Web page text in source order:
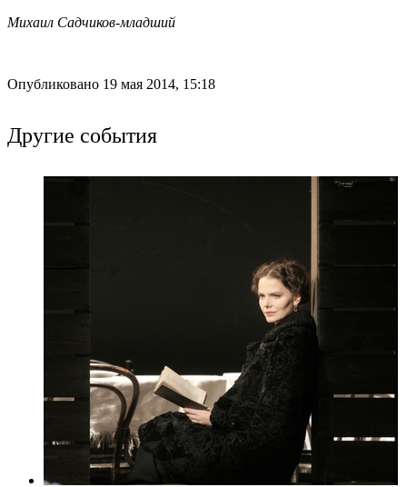
Михаил Садчиков-младший
Опубликовано 19 мая 2014, 15:18
Другие события